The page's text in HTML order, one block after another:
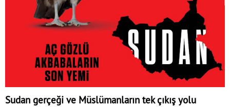
Sudan gerçeği ve Müslümanların tek çıkış yolu